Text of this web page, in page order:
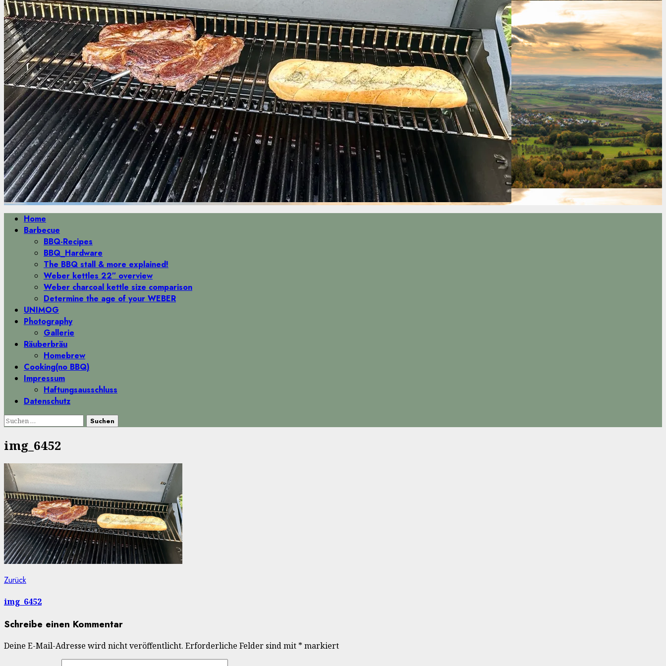
Primäres
Menü
Home
Barbecue
BBQ-Recipes
BBQ_Hardware
The BBQ stall & more explained!
Weber kettles 22″ overview
Weber charcoal kettle size comparison
Determine the age of your WEBER
UNIMOG
Photography
Gallerie
Räuberbräu
Homebrew
Cooking(no BBQ)
Impressum
Haftungsausschluss
Datenschutz
Suchen
img_6452
Beitragsnavigation
ZurückVorheriger
img_6452
Schreibe einen Kommentar
Deine E-Mail-Adresse wird nicht veröffentlicht. Erforderliche Felder sind mit * markiert